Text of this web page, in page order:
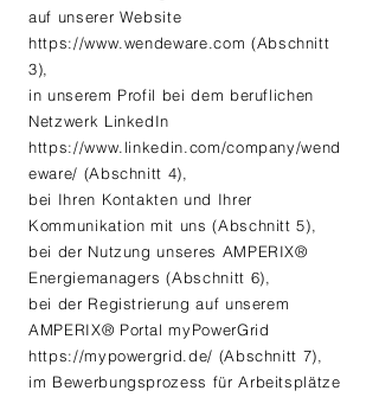
auf unserer Website
https://www.wendeware.com (Abschnitt
3),
in unserem Profil bei dem beruflichen
Netzwerk LinkedIn
https://www.linkedin.com/company/wend
eware/ (Abschnitt 4),
bei Ihren Kontakten und Ihrer
Kommunikation mit uns (Abschnitt 5),
bei der Nutzung unseres AMPERIX®
Energiemanagers (Abschnitt 6),
bei der Registrierung auf unserem
AMPERIX® Portal myPowerGrid
https://mypowergrid.de/ (Abschnitt 7),
im Bewerbungsprozess für Arbeitsplätze